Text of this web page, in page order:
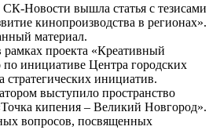
Новости вышла статья с тезисами
кинопроизводства в регионах».
материал.
проекта «Креативный
по инициативе Центра городских
стратегических инициатив.
выступило пространство
кипения – Великий Новгород».
вопросов, посвященных